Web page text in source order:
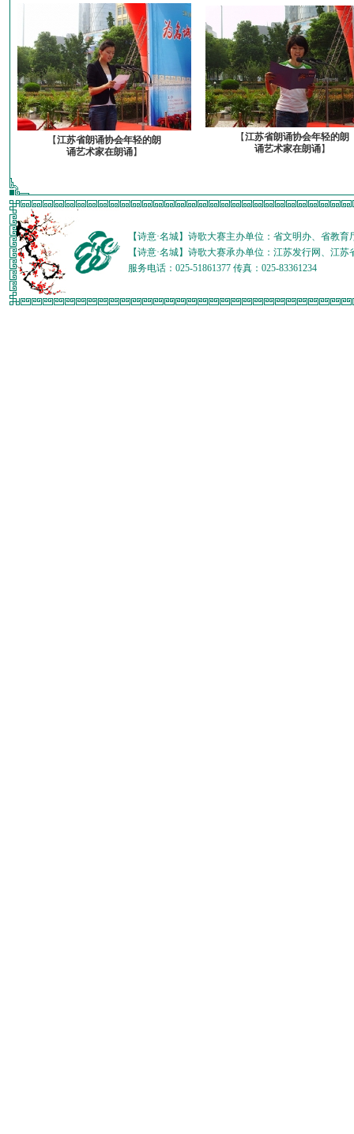
【江苏省朗诵协会年轻的朗
诵艺术家在朗诵】
【江苏省朗诵协会年轻的朗
诵艺术家在朗诵】
【诗意·名城】诗歌大赛主办单位：省文明办、省教
【诗意·名城】诗歌大赛承办单位：江苏发行网、江
服务电话：025-51861377 传真：025-83361234